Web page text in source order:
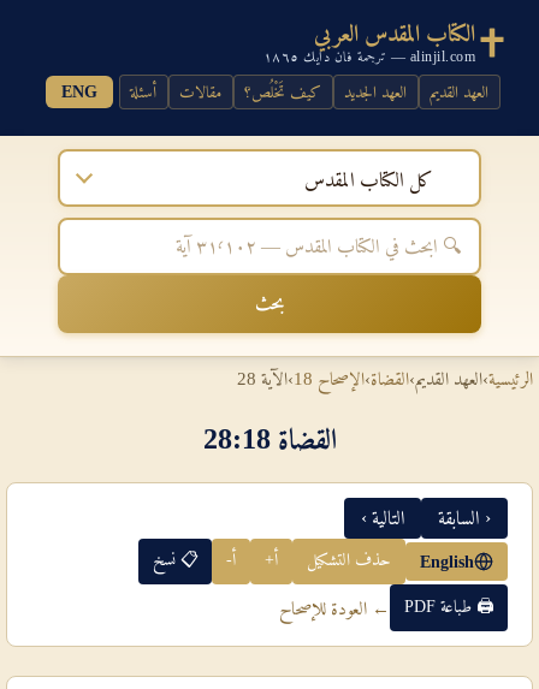
الكتاب المقدس العربي
alinjil.com — ترجمة فان دايك ١٨٦٥
العهد القديم العهد الجديد كيف تَخْلُص؟ مقالات أسئلة ENG
كل الكتاب المقدس
بحث
الرئيسية›العهد القديم›القضاة›الإصحاح 18 ›الآية 28
القضاة 18‏:‏28
‹ السابقة التالية ›
English حذف التشكيل أ+ أ- 📋 نسخ
🖨 طباعة PDF ← العودة للإصحاح